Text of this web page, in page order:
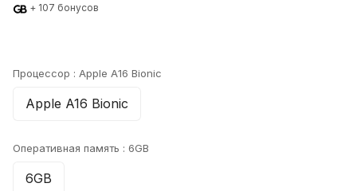
+ 107 бонусов
Процессор : Apple A16 Bionic
Apple A16 Bionic
Оперативная память : 6GB
6GB